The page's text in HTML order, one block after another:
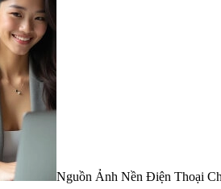
Nguồn Ảnh Nền Điện Thoại